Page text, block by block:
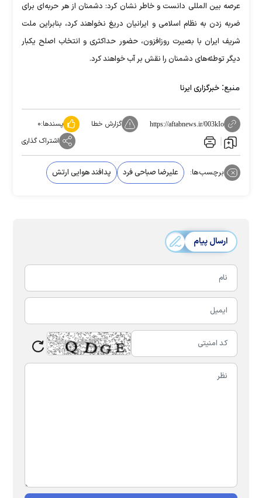
عرصه بین المللی دانست و خاطر نشان کرد: دشمنان از هر حربه‌ای برای
ضربه زدن به نظام اسلامی و ایرانیان دریغ نخواهند کرد، بنابراین ملت
شریف ایران با بصیرت روزافزون، حضور حداکثری و انتخاب اصلح یکبار
دیگر توطئه‌های دشمنان را نقش بر آب خواهند کرد.
منبع: خبرگزاری ایرنا
https://aftabnews.ir/003kIo گزارش خطا پسندها:۰
اشتراک گذاری
برچسب‌ها: علیرضا صباحی فرد پدافند هوایی ارتش
ارسال پیام